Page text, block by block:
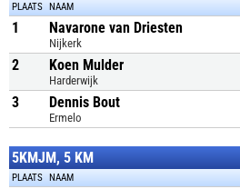
PLAATS NAAM
1 Navarone van Driesten
Nijkerk
2 Koen Mulder
Harderwijk
3 Dennis Bout
Ermelo
5KMJM, 5 KM
PLAATS NAAM